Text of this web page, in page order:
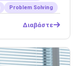
Problem Solving
Διαβάστε